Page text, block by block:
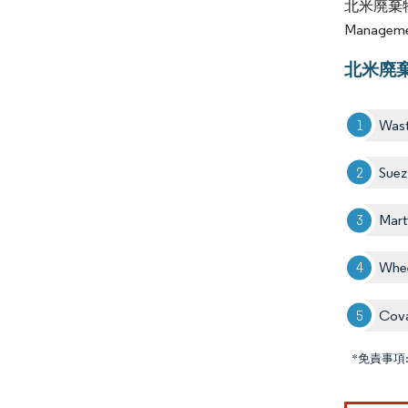
北米廃棄
北米廃
*免責事項